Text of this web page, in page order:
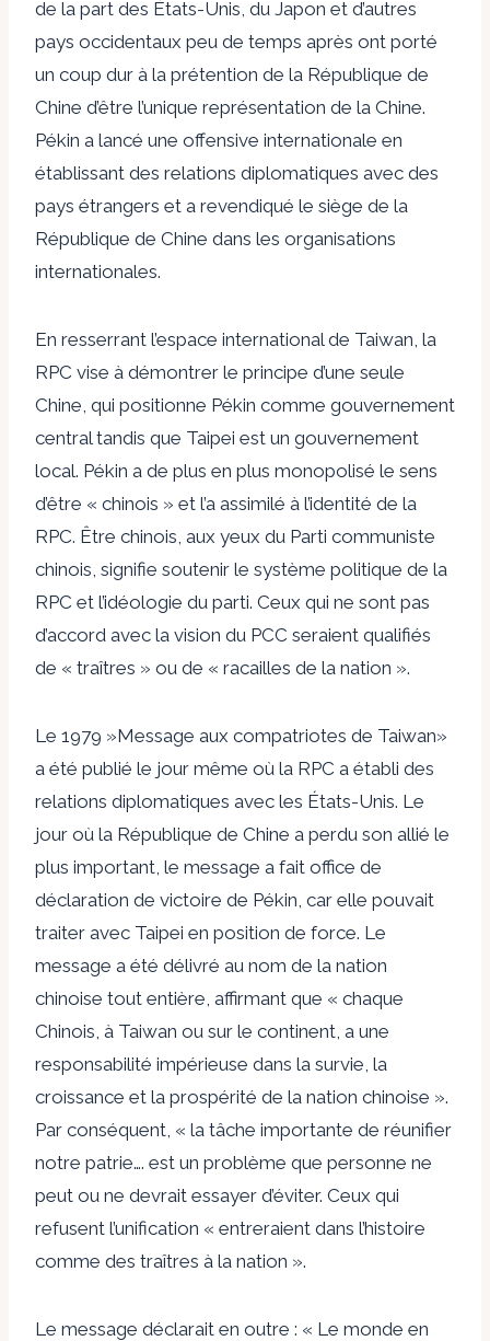
de la part des États-Unis, du Japon et d’autres
pays occidentaux peu de temps après ont porté
un coup dur à la prétention de la République de
Chine d’être l’unique représentation de la Chine.
Pékin a lancé une offensive internationale en
établissant des relations diplomatiques avec des
pays étrangers et a revendiqué le siège de la
République de Chine dans les organisations
internationales.
En resserrant l’espace international de Taiwan, la
RPC vise à démontrer le principe d’une seule
Chine, qui positionne Pékin comme gouvernement
central tandis que Taipei est un gouvernement
local. Pékin a de plus en plus monopolisé le sens
d’être « chinois » et l’a assimilé à l’identité de la
RPC. Être chinois, aux yeux du Parti communiste
chinois, signifie soutenir le système politique de la
RPC et l’idéologie du parti. Ceux qui ne sont pas
d’accord avec la vision du PCC seraient qualifiés
de « traîtres » ou de « racailles de la nation ».
Le 1979 »Message aux compatriotes de Taiwan»
a été publié le jour même où la RPC a établi des
relations diplomatiques avec les États-Unis. Le
jour où la République de Chine a perdu son allié le
plus important, le message a fait office de
déclaration de victoire de Pékin, car elle pouvait
traiter avec Taipei en position de force. Le
message a été délivré au nom de la nation
chinoise tout entière, affirmant que « chaque
Chinois, à Taiwan ou sur le continent, a une
responsabilité impérieuse dans la survie, la
croissance et la prospérité de la nation chinoise ».
Par conséquent, « la tâche importante de réunifier
notre patrie…. est un problème que personne ne
peut ou ne devrait essayer d’éviter. Ceux qui
refusent l’unification « entreraient dans l’histoire
comme des traîtres à la nation ».
Le message déclarait en outre : « Le monde en